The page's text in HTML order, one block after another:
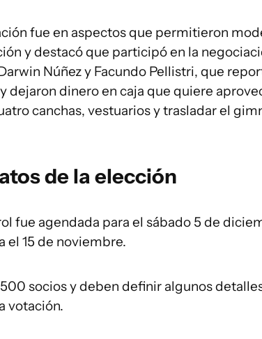
fue en aspectos que permitieron
y destacó que participó en la
Núñez y Facundo Pellistri, que
dejaron dinero en caja que quiere
canchas, vestuarios y trasladar el
de la elección
fue agendada para el sábado 5 de
el 15 de noviembre.
socios y deben definir algunos
votación.